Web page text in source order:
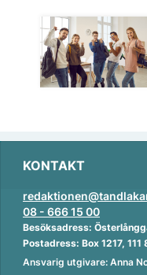
KONTAKT
08 - 666 15 00
Besöksadress:
Postadress: Box 1217, 111
Ansvarig utgivare: Anna